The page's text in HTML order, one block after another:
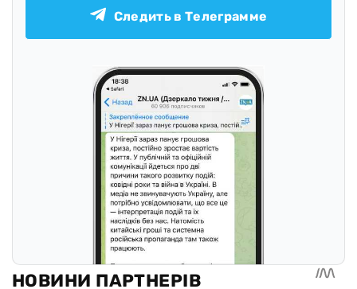
Следить в Телеграмме